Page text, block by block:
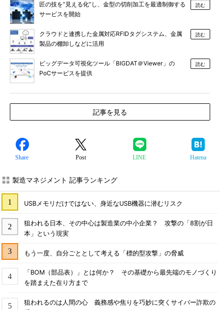
匠の技を“見える化”し、金型の切削加工を最適制御する
サービスを開始
読む
クラウドと連携した金属対応RFIDタグシステム、金属
製品の棚卸しなどに活用
読む
ビッグデータ可視化ツール「BIGDAT＠Viewer」の
PoCサービスを提供
読む
記事を見る
Share Post LINE Hatena
製造マネジメント 記事ランキング
USBメモリだけではない、身近なUSB機器に潜むリスク
狙われる日本、その中心は製造業の中小企業？ 攻撃の「8割が日
本」という現実
もう一度、自分ごととして考える「標的型攻撃」の脅威
「BOM（部品表）」とは何か？ その基礎から最先端のモノづくり
を踏まえた在り方まで
狙われるのは人間の心 義務感や焦りを巧妙に突くサイバー詐欺の